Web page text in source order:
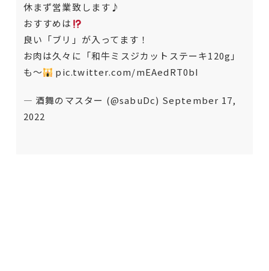
休まず営業致します♪
おすすめは
良い「ブリ」が入ってます！
お肉は久々に「和牛ミスジカットステーキ120g」
も〜
pic.twitter.com/mEAedRT0bI
— 酒舞のマスター (@sabuDc) September 17,
2022